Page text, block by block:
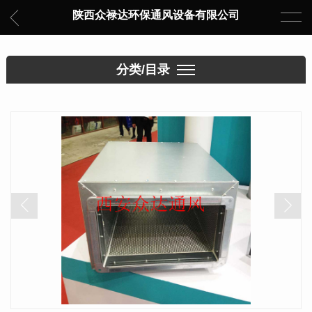
陕西众禄达环保通风设备有限公司
分类/目录